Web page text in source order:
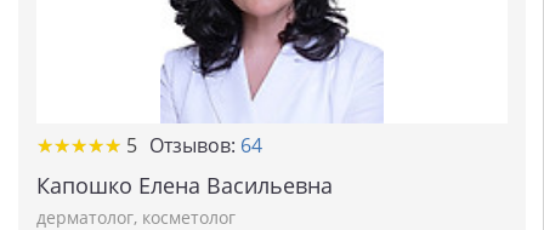
★★★★★
★★★★★ 5 Отзывов: 64
Капошко Елена Васильевна
дерматолог, косметолог